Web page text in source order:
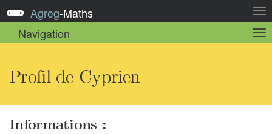
la
Agreg-Maths
Navigation
la
Profil de Cyprien
Informations :